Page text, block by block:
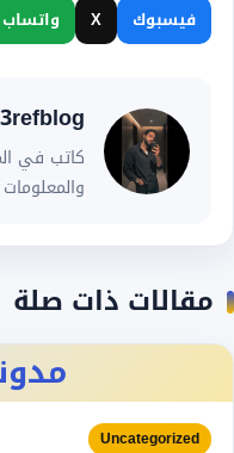
فيسبوك X واتساب
كاتب في
مقالات ذات صلة
Uncategorized